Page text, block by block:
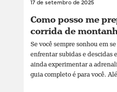
17 de setembro de 2025
Como posso me
corrida de
Se você sempre sonhou em
enfrentar subidas e descidas
ainda experimentar a
guia completo é para você.